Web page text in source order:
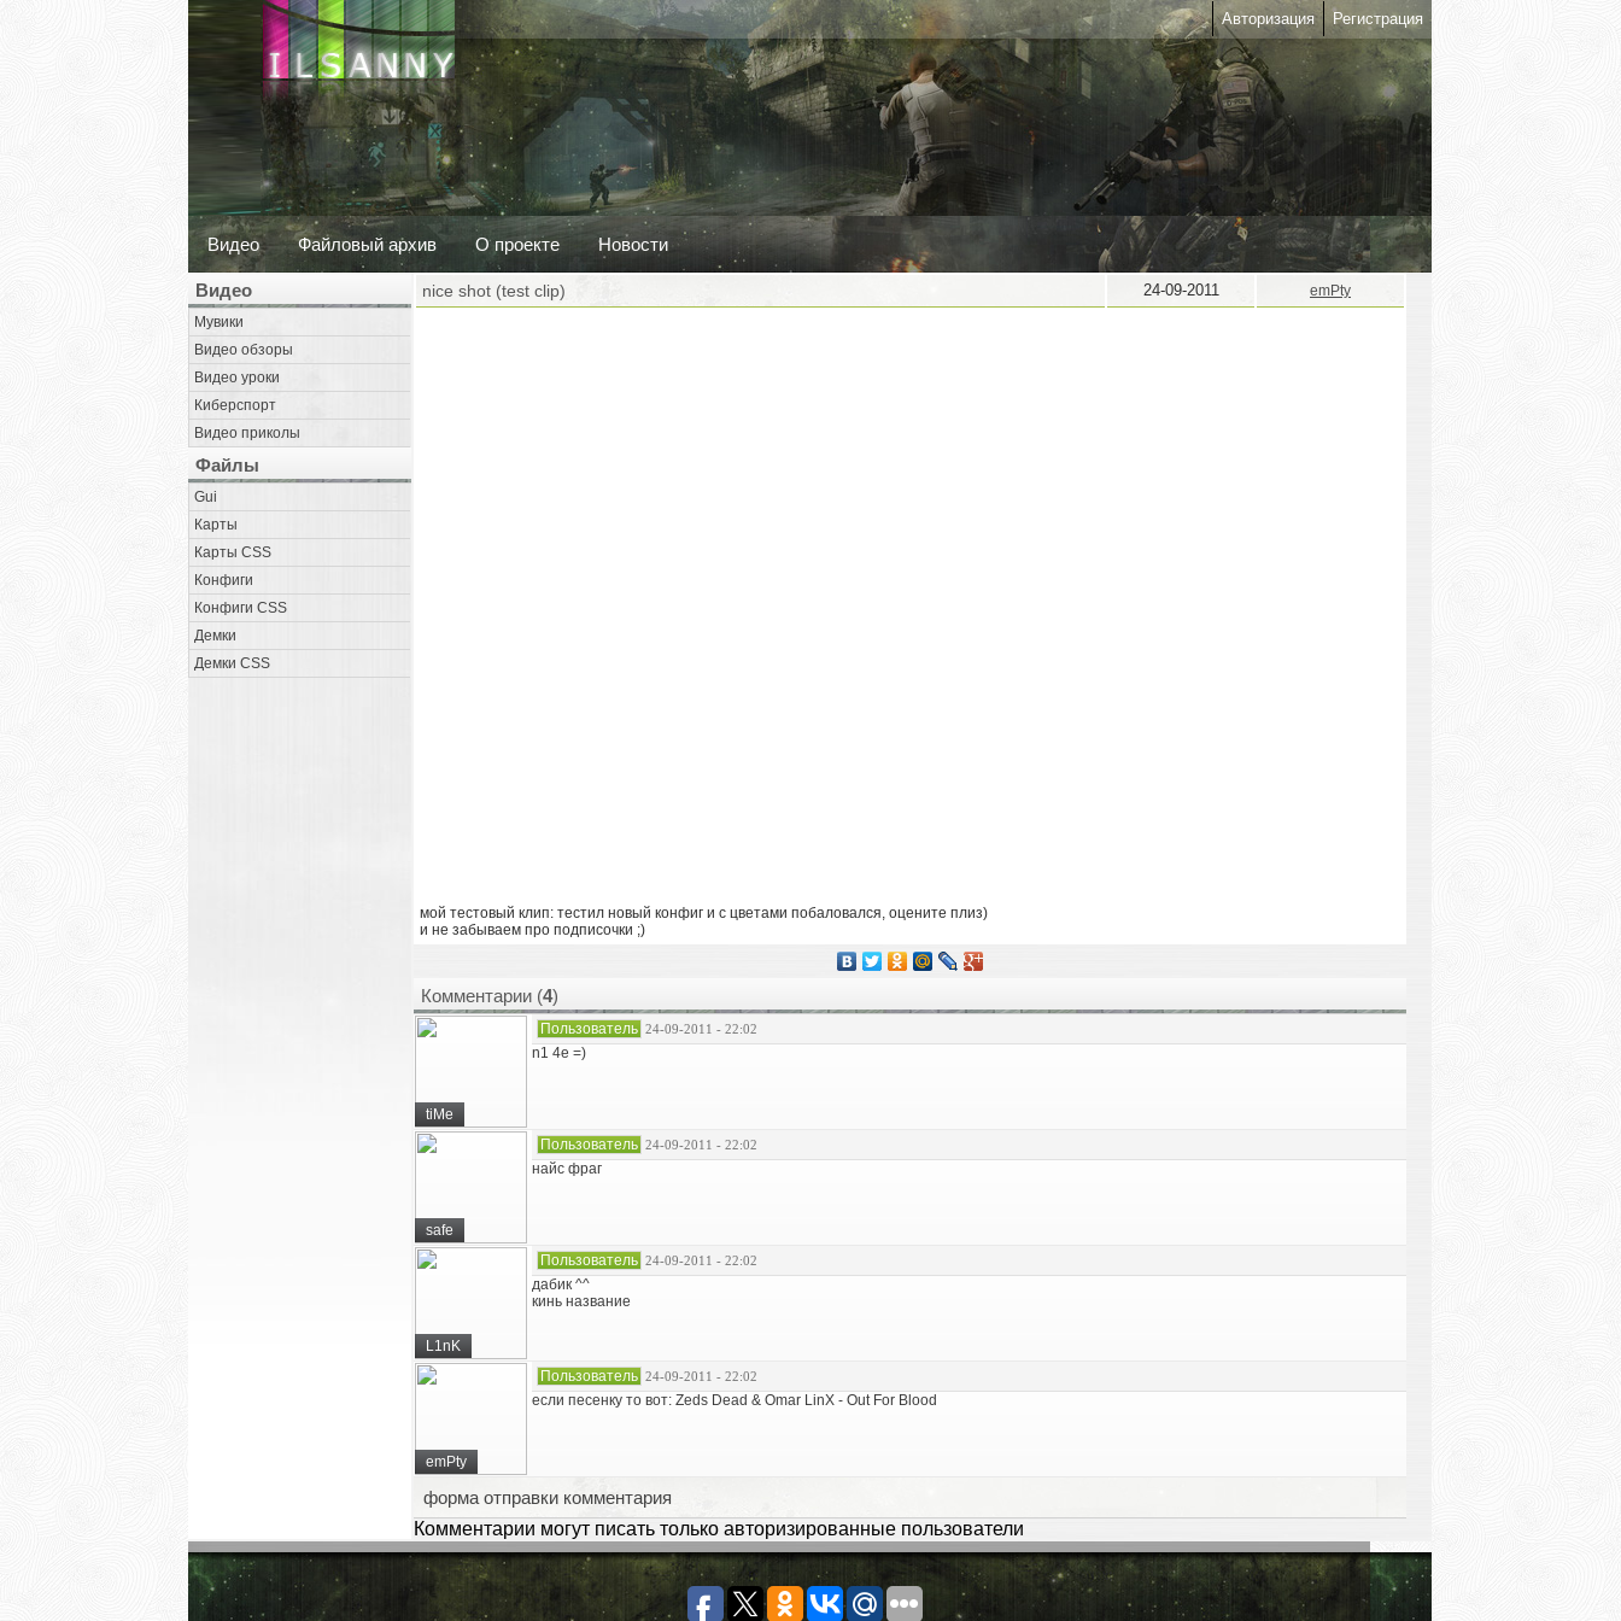
Авторизация Регистрация
Видео Файловый архив О проекте Новости
Видео
Мувики
Видео обзоры
Видео уроки
Киберспорт
Видео приколы
Файлы
Gui
Карты
Карты CSS
Конфиги
Конфиги CSS
Демки
Демки CSS
nice shot (test clip) 24-09-2011 emPty
мой тестовый клип: тестил новый конфиг и с цветами побаловался, оцените плиз)
и не забываем про подписочки ;)
Комментарии (4)
tiMe
Пользователь 24-09-2011 - 22:02
n1 4e =)
safe
Пользователь 24-09-2011 - 22:02
найс фраг
L1nK
Пользователь 24-09-2011 - 22:02
дабик ^^
кинь название
emPty
Пользователь 24-09-2011 - 22:02
если песенку то вот: Zeds Dead & Omar LinX - Out For Blood
форма отправки комментария
Комментарии могут писать только авторизированные пользователи